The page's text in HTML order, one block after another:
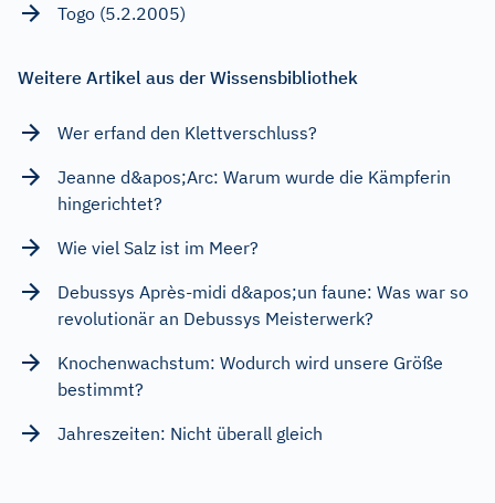
Togo (5.2.2005)
Weitere Artikel aus der Wissensbibliothek
Wer erfand den Klettverschluss?
Jeanne d&apos;Arc: Warum wurde die Kämpferin
hingerichtet?
Wie viel Salz ist im Meer?
Debussys Après-midi d&apos;un faune: Was war so
revolutionär an Debussys Meisterwerk?
Knochenwachstum: Wodurch wird unsere Größe
bestimmt?
Jahreszeiten: Nicht überall gleich